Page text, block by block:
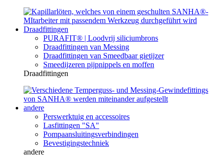
Draadfittingen
PURAFIT® | Loodvrij siliciumbrons
Draadfittingen van Messing
Draadfittingen van Smeedbaar gietijzer
Smeedijzeren pijpnippels en moffen
Draadfittingen
andere
Perswerktuig en accessoires
Lasfittingen "SA"
Pompaansluitingsverbindingen
Bevestigingstechniek
andere